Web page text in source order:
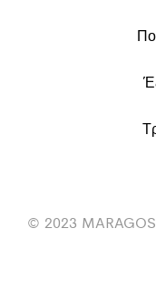
© 2023